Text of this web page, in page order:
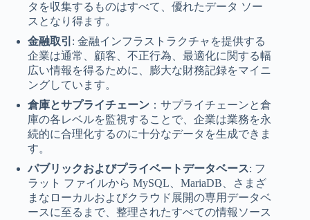
タを収集するものはすべて、優れたデータ ソー
スとなり得ます。
金融取引 : 金融インフラストラクチャを提供する
企業は通常、顧客、不正行為、最適化に関する幅
広い情報を得るために、膨大な財務記録をマイニ
ングしています。
倉庫とサプライチェーン ：サプライチェーンと倉
庫の各レベルを監視することで、企業は業務を永
続的に合理化するのに十分なデータを生成できま
す。
パブリックおよびプライベートデータベース: フ
ラット ファイルから MySQL、MariaDB、さまざ
まなローカルおよびクラウド展開の専用データベ
ースに至るまで、整理されたすべての情報ソース